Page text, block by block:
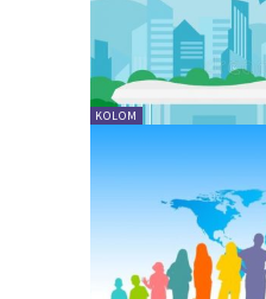
KOLOM